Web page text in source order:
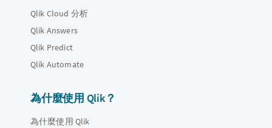
Qlik Cloud 分析
Qlik Answers
Qlik Predict
Qlik Automate
為什麼使用 Qlik？
為什麼使用 Qlik